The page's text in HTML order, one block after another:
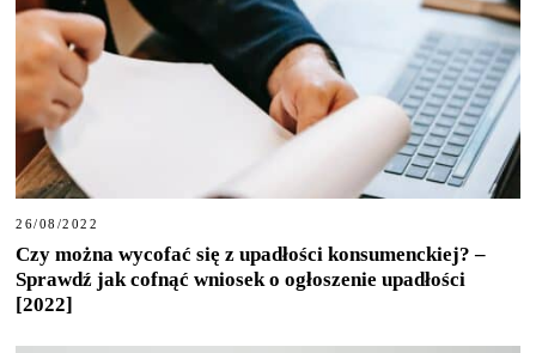
26/08/2022
Czy można wycofać się z upadłości konsumenckiej? –
Sprawdź jak cofnąć wniosek o ogłoszenie upadłości
[2022]